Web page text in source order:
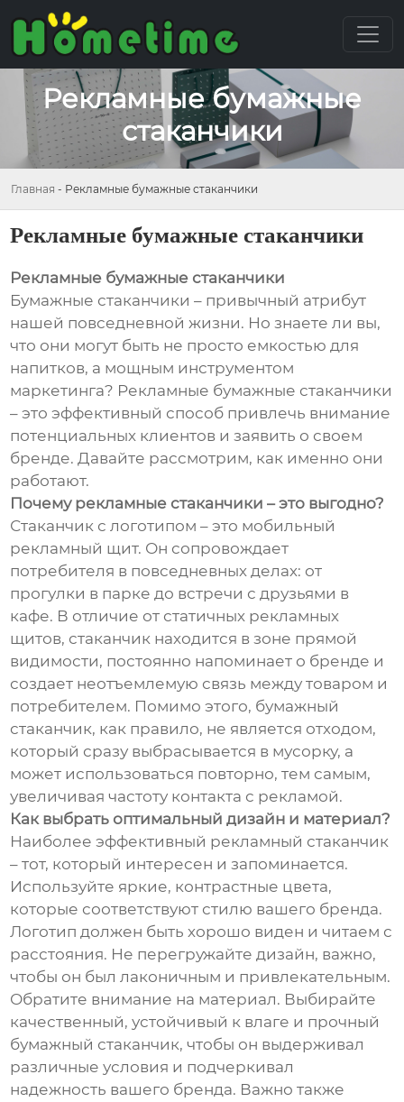
Рекламные бумажные
стаканчики
Главная - Рекламные бумажные стаканчики
Рекламные бумажные стаканчики
Рекламные бумажные стаканчики
Бумажные стаканчики – привычный атрибут
нашей повседневной жизни. Но знаете ли вы,
что они могут быть не просто емкостью для
напитков, а мощным инструментом
маркетинга? Рекламные бумажные стаканчики
– это эффективный способ привлечь внимание
потенциальных клиентов и заявить о своем
бренде. Давайте рассмотрим, как именно они
работают.
Почему рекламные стаканчики – это выгодно?
Стаканчик с логотипом – это мобильный
рекламный щит. Он сопровождает
потребителя в повседневных делах: от
прогулки в парке до встречи с друзьями в
кафе. В отличие от статичных рекламных
щитов, стаканчик находится в зоне прямой
видимости, постоянно напоминает о бренде и
создает неотъемлемую связь между товаром и
потребителем. Помимо этого, бумажный
стаканчик, как правило, не является отходом,
который сразу выбрасывается в мусорку, а
может использоваться повторно, тем самым,
увеличивая частоту контакта с рекламой.
Как выбрать оптимальный дизайн и материал?
Наиболее эффективный рекламный стаканчик
– тот, который интересен и запоминается.
Используйте яркие, контрастные цвета,
которые соответствуют стилю вашего бренда.
Логотип должен быть хорошо виден и читаем с
расстояния. Не перегружайте дизайн, важно,
чтобы он был лаконичным и привлекательным.
Обратите внимание на материал. Выбирайте
качественный, устойчивый к влаге и прочный
бумажный стаканчик, чтобы он выдерживал
различные условия и подчеркивал
надежность вашего бренда. Важно также